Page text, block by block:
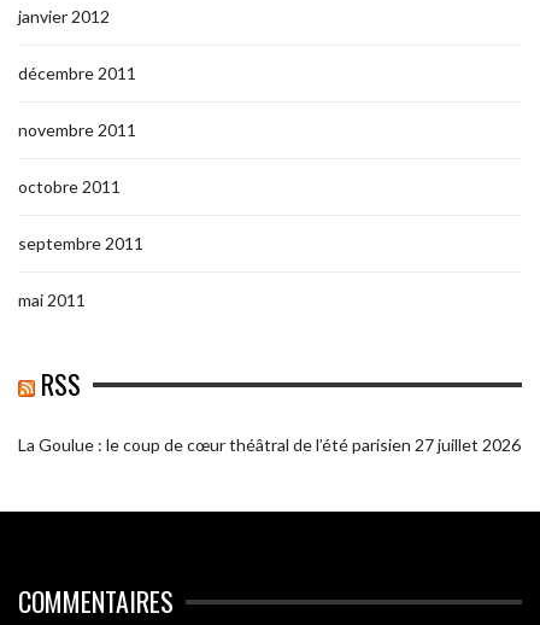
janvier 2012
décembre 2011
novembre 2011
octobre 2011
septembre 2011
mai 2011
RSS
La Goulue : le coup de cœur théâtral de l’été parisien 27 juillet 2026
COMMENTAIRES